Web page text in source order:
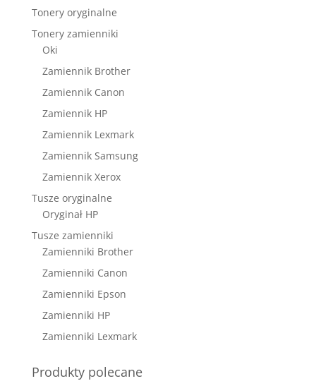
Tonery oryginalne
Tonery zamienniki
Oki
Zamiennik Brother
Zamiennik Canon
Zamiennik HP
Zamiennik Lexmark
Zamiennik Samsung
Zamiennik Xerox
Tusze oryginalne
Oryginał HP
Tusze zamienniki
Zamienniki Brother
Zamienniki Canon
Zamienniki Epson
Zamienniki HP
Zamienniki Lexmark
Produkty polecane